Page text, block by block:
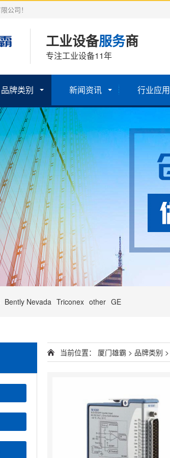
公司！
工业设备服务商
专注工业设备11年
品牌类别 新闻资讯 行业应用
Bently Nevada Triconex other GE
当前位置： 厦门雄霸 > 品牌类别 >